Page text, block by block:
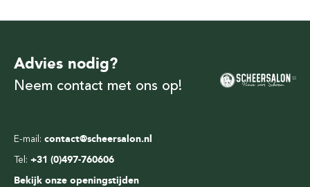
E-mail: contact@scheersalon.nl
Tel: +31 (0)497-760606
Bekijk onze openingstijden
Advies nodig?
Neem contact met ons op!